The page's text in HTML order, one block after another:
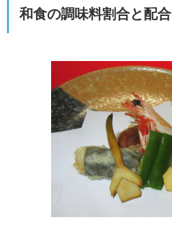
和食の調味料割合と配合